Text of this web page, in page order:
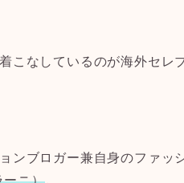
こなしているのが海外セレ
ンブロガー兼自身のファッ
ーニ）。